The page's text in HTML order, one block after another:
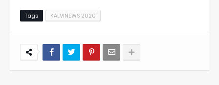
Tags KALVINEWS 2020